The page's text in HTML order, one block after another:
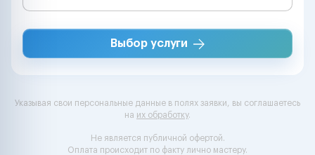
Выбор услуги
Указывая свои персональные данные в полях заявки, вы соглашаетесь
на их обработку.
Не является публичной офертой.
Оплата происходит по факту лично мастеру.